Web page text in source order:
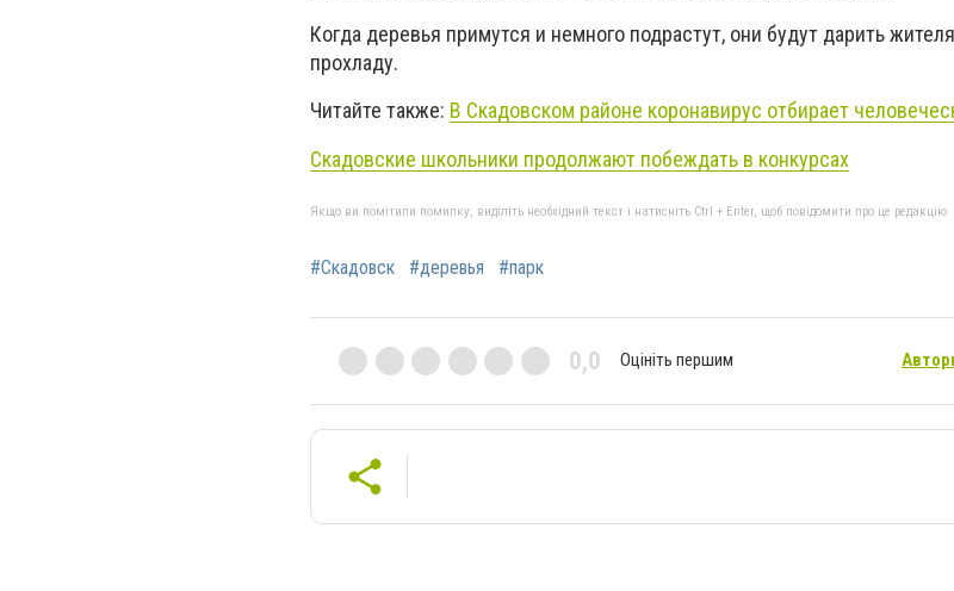
Когда деревья примутся и немного подрастут, они будут дарить
прохладу.
Читайте также: В Скадовском районе коронавирус отбирает
Скадовские школьники продолжают побеждать в конкурсах
Якщо ви помітили помилку, виділіть необхідний текст і натисніть Ctrl + Enter, щоб повідомити про це редакцію
#Скадовск #деревья #парк
0,0 Оцініть першим